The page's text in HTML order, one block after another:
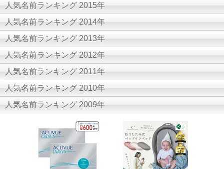
人気名前ランキング 2015年
人気名前ランキング 2014年
人気名前ランキング 2013年
人気名前ランキング 2012年
人気名前ランキング 2011年
人気名前ランキング 2010年
人気名前ランキング 2009年